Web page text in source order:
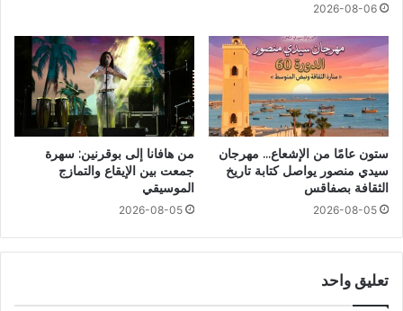
2026-08-06
ستون عامًا من الإشعاع… مهرجان
سيدي منصور يواصل كتابة تاريخ
الثقافة بصفاقس
2026-08-05
من هافانا إلى بوقرنين: سهرة
جمعت بين الإيقاع والتمازج
الموسيقي
2026-08-05
تعليق واحد